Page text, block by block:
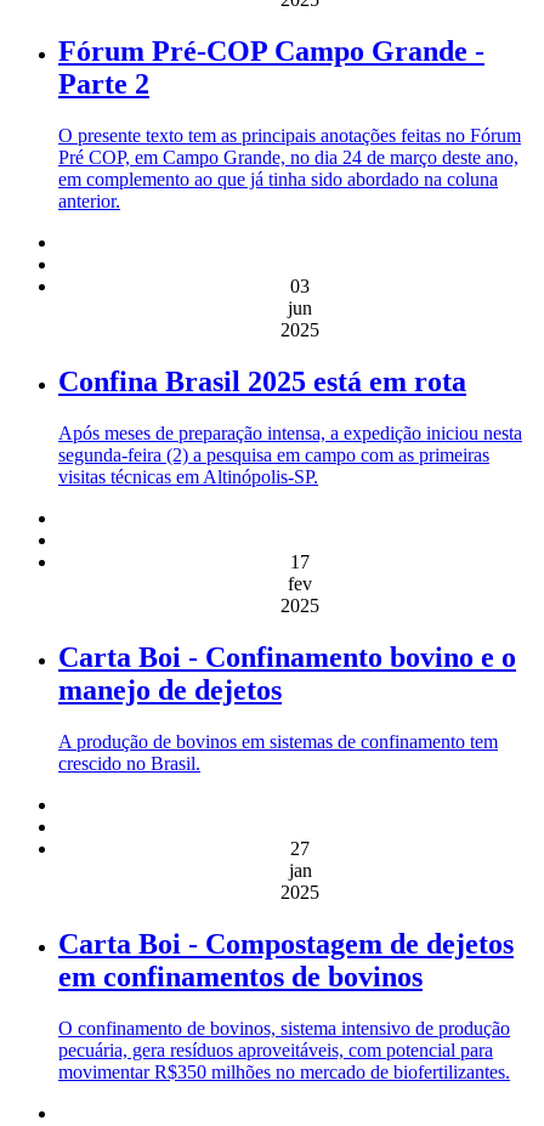
Fórum Pré-COP Campo Grande -
Parte 2
O presente texto tem as principais anotações feitas no Fórum
Pré COP, em Campo Grande, no dia 24 de março deste ano,
em complemento ao que já tinha sido abordado na coluna
anterior.
03
jun
2025
Confina Brasil 2025 está em rota
Após meses de preparação intensa, a expedição iniciou nesta
segunda-feira (2) a pesquisa em campo com as primeiras
visitas técnicas em Altinópolis-SP.
17
fev
2025
Carta Boi - Confinamento bovino e o
manejo de dejetos
A produção de bovinos em sistemas de confinamento tem
crescido no Brasil.
27
jan
2025
Carta Boi - Compostagem de dejetos
em confinamentos de bovinos
O confinamento de bovinos, sistema intensivo de produção
pecuária, gera resíduos aproveitáveis, com potencial para
movimentar R$350 milhões no mercado de biofertilizantes.